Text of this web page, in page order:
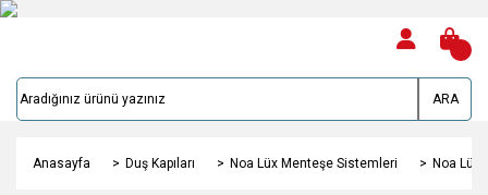
ARA
Anasayfa Duş Kapıları Noa Lüx Menteşe Sistemleri Noa Lüx